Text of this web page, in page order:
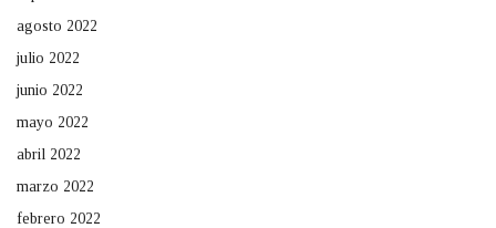
agosto 2022
julio 2022
junio 2022
mayo 2022
abril 2022
marzo 2022
febrero 2022